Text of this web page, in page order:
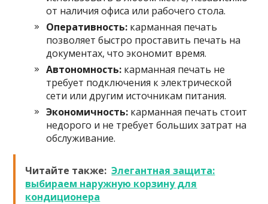
от наличия офиса или рабочего стола.
Оперативность: карманная печать
позволяет быстро проставить печать на
документах, что экономит время.
Автономность: карманная печать не
требует подключения к электрической
сети или другим источникам питания.
Экономичность: карманная печать стоит
недорого и не требует больших затрат на
обслуживание.
Читайте также: Элегантная защита:
выбираем наружную корзину для
кондиционера